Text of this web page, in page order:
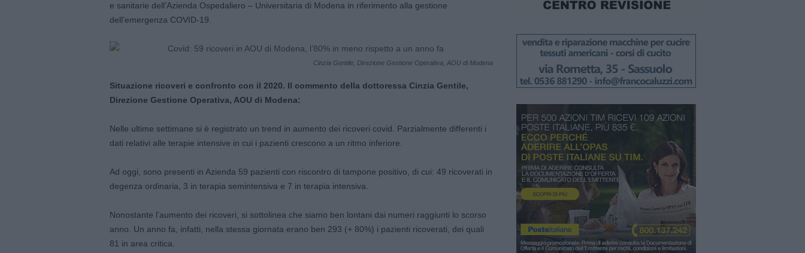
e sanitarie dell’Azienda Ospedaliero – Universitaria di Modena in riferimento alla gestione
dell’emergenza COVID-19.
Cinzia Gentile, Direzione Gestione Operativa, AOU di Modena
Situazione ricoveri e confronto con il 2020. Il commento della dottoressa Cinzia Gentile,
Direzione Gestione Operativa, AOU di Modena:
Nelle ultime settimane si è registrato un trend in aumento dei ricoveri covid. Parzialmente differenti i
dati relativi alle terapie intensive in cui i pazienti crescono a un ritmo inferiore.
Ad oggi, sono presenti in Azienda 59 pazienti con riscontro di tampone positivo, di cui: 49 ricoverati in
degenza ordinaria, 3 in terapia semintensiva e 7 in terapia intensiva.
Nonostante l’aumento dei ricoveri, si sottolinea che siamo ben lontani dai numeri raggiunti lo scorso
anno. Un anno fa, infatti, nella stessa giornata erano ben 293 (+ 80%) i pazienti ricoverati, dei quali
81 in area critica.